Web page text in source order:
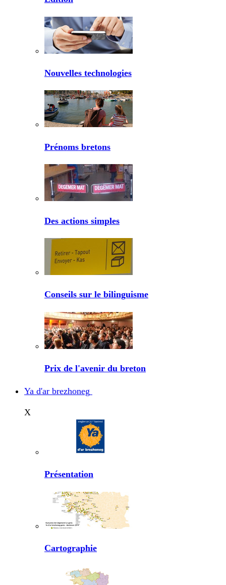
Nouvelles technologies
Prénoms bretons
Des actions simples
Conseils sur le bilinguisme
Prix de l'avenir du breton
Ya d'ar brezhoneg
X
Présentation
Cartographie